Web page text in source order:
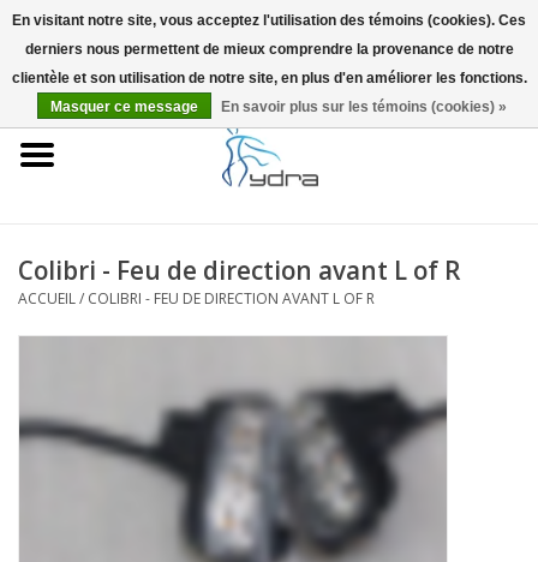
EUR
Accueil
Colibri - Feu de direction avant L of R
ACCUEIL/ COLIBRI - FEU DE DIRECTION AVANT L OF R
En visitant notre site, vous acceptez l'utilisation des témoins (cookies). Ces
derniers nous permettent de mieux comprendre la provenance de notre
clientèle et son utilisation de notre site, en plus d'en améliorer les fonctions.
Masquer ce message
En savoir plus sur les témoins (cookies) »